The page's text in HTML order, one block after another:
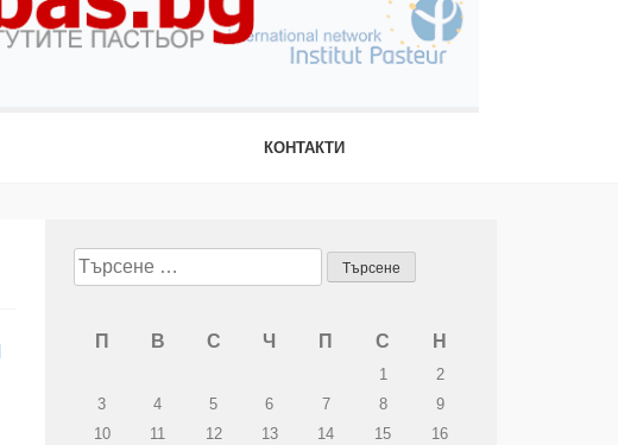
КОНТАКТИ
Търсене
за:
П В С Ч П С Н
1
2
3
4 5 6 7 8
9
10
11 12 13 14 15
16